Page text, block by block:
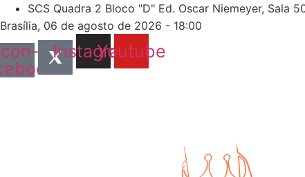
Skip
to
content
SCS Quadra 2 Bloco "D" Ed. Oscar Niemeyer, Sala
Brasília, 06 de agosto de 2026 - 18:00
Instagram
Youtube